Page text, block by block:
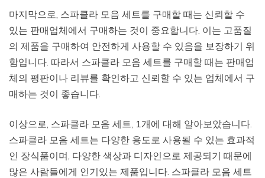
마지막으로, 스파클라 모음 세트를 구매할 때는 신뢰할 수
있는 판매업체에서 구매하는 것이 중요합니다. 이는 고품질
의 제품을 구매하여 안전하게 사용할 수 있음을 보장하기 위
함입니다. 따라서 스파클라 모음 세트를 구매할 때는 판매업
체의 평판이나 리뷰를 확인하고 신뢰할 수 있는 업체에서 구
매하는 것이 좋습니다.
이상으로, 스파클라 모음 세트, 1개에 대해 알아보았습니다.
스파클라 모음 세트는 다양한 용도로 사용될 수 있는 효과적
인 장식품이며, 다양한 색상과 디자인으로 제공되기 때문에
많은 사람들에게 인기있는 제품입니다. 스파클라 모음 세트